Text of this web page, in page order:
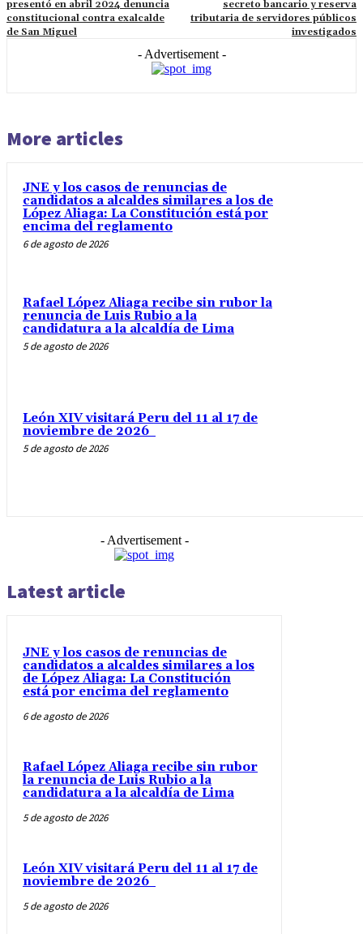
presentó en abril 2024 denuncia
constitucional contra exalcalde
de San Miguel
secreto bancario y reserva
tributaria de servidores públicos
investigados
- Advertisement -
More articles
JNE y los casos de renuncias de
candidatos a alcaldes similares a los de
López Aliaga: La Constitución está por
encima del reglamento
6 de agosto de 2026
Rafael López Aliaga recibe sin rubor la
renuncia de Luis Rubio a la
candidatura a la alcaldía de Lima
5 de agosto de 2026
León XIV visitará Peru del 11 al 17 de
noviembre de 2026
5 de agosto de 2026
- Advertisement -
Latest article
JNE y los casos de renuncias de
candidatos a alcaldes similares a los
de López Aliaga: La Constitución
está por encima del reglamento
6 de agosto de 2026
Rafael López Aliaga recibe sin rubor
la renuncia de Luis Rubio a la
candidatura a la alcaldía de Lima
5 de agosto de 2026
León XIV visitará Peru del 11 al 17 de
noviembre de 2026
5 de agosto de 2026